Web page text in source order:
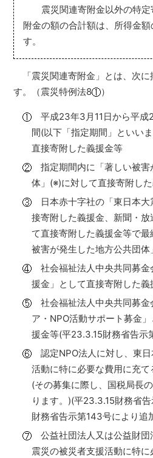
震災関連寄附金以外の特定
附金の額の合計額は、所得金
す。
「震災関連寄附金」とは、次に
す。（震災特例法8
）
平成23年3月11日から平成
間(以下「指定期間」といい
直接寄附した義援金等
指定期間内に「著しい被害
体」(※)に対して直接寄附し
日本赤十字社の「東日本大
接寄附した義援金、新聞・
て直接寄附した義援金等で
被害が発生した地方公共団
社会福祉法人中央共同募金
援金」として直接寄附した義
社会福祉法人中央共同募金
ア・NPO活動サポート募金
援金等(平23.3.15財務省告示
認定NPO法人に対し、東
活動に特に必要な費用に充
(その募集に際し、国税局長
ります。)(平23.3.15財務省
財務省告示第143号により追
公益社団法人又は公益財団
震災の被災者支援活動に特